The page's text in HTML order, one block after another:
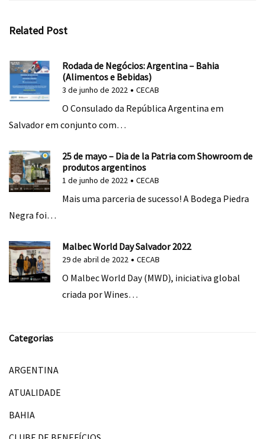
Related Post
Rodada de Negócios: Argentina – Bahia
(Alimentos e Bebidas)
3 de junho de 2022 CECAB
O Consulado da República Argentina em
Salvador em conjunto com…
25 de mayo – Dia de la Patria com Showroom de
produtos argentinos
1 de junho de 2022 CECAB
Mais uma parceria de sucesso! A Bodega Piedra
Negra foi…
Malbec World Day Salvador 2022
29 de abril de 2022 CECAB
O Malbec World Day (MWD), iniciativa global
criada por Wines…
Categorias
ARGENTINA
ATUALIDADE
BAHIA